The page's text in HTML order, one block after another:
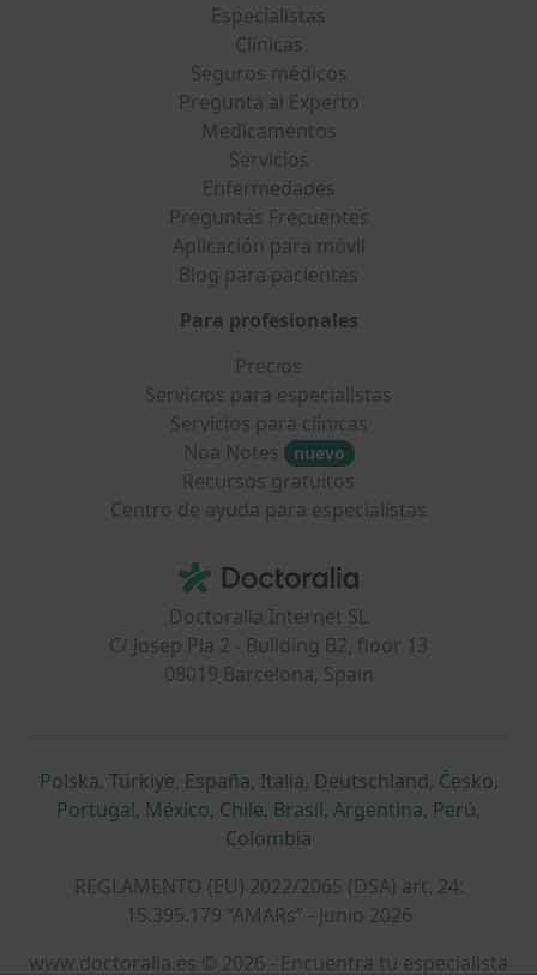
Especialistas
Clínicas
Seguros médicos
Pregunta al Experto
Medicamentos
Servicios
Enfermedades
Preguntas Frecuentes
Aplicación para móvil
Blog para pacientes
Para profesionales
Precios
Servicios para especialistas
Servicios para clínicas
Noa Notes
nuevo
Recursos gratuitos
Centro de ayuda para especialistas
Doctoralia - Página de inicio
Doctoralia Internet SL
C/ Josep Pla 2 - Building B2, floor 13
08019 Barcelona, Spain
Polskase abre en una nueva pestaña
, Türkiyese abre en una nueva pestaña
, Españase abre en una nueva pestaña
, Italiase abre en una nueva
, Deutschlandse abre en
, Českose
,
Portugalse abre en una nueva pestaña
, Méxicose abre en una nueva pestaña
, Chilese abre en una nueva pestaña
, Brasilse abre en una nueva
, Argentinase abre en
, Perúse
,
Colombia
REGLAMENTO (EU) 2022/2065 (DSA) art. 24:
15.395.179 “AMARs” - Junio 2026
www.doctoralia.es © 2026 - Encuentra tu especialista